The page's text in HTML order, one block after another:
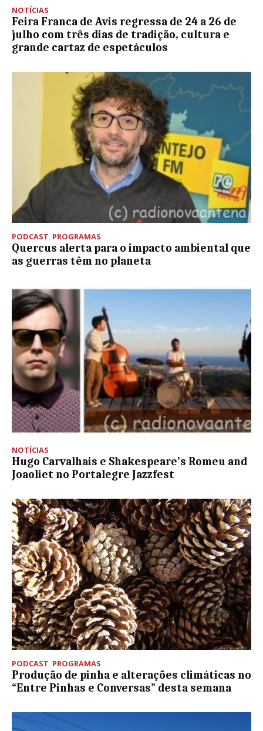
NOTÍCIAS
Feira Franca de Avis regressa de 24 a 26 de
julho com três dias de tradição, cultura e
grande cartaz de espetáculos
PODCAST, PROGRAMAS
Quercus alerta para o impacto ambiental que
as guerras têm no planeta
NOTÍCIAS
Hugo Carvalhais e Shakespeare’s Romeu and
Joaoliet no Portalegre Jazzfest
PODCAST, PROGRAMAS
Produção de pinha e alterações climáticas no
“Entre Pinhas e Conversas” desta semana